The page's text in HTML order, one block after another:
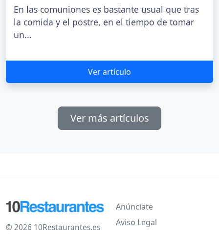
En las comuniones es bastante usual que tras
la comida y el postre, en el tiempo de tomar
un...
Ver artículo
Ver más artículos
© 2026 10Restaurantes.es
Anúnciate
Aviso Legal